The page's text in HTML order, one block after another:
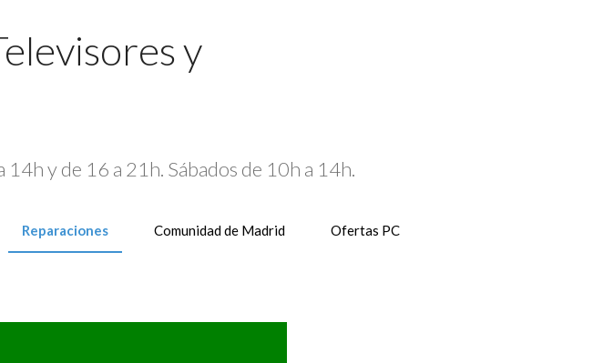
y
14h y de 16 a 21h. Sábados de 10h a 14h.
Reparaciones Comunidad de Madrid Ofertas PC